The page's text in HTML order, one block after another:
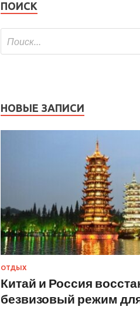
ПОИСК
НОВЫЕ ЗАПИСИ
ОТДЫХ
Китай и Россия
безвизовый режим